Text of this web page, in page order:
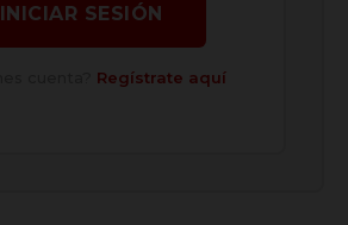
INICIAR SESIÓN
Regístrate aquí